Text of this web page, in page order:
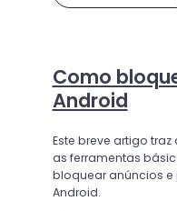
mais limpa, rápida e
Como
Android
Este breve artigo
as ferramentas
bloquear anúncios
Android.